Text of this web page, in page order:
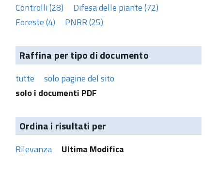
Controlli (28)
Difesa delle piante (72)
Foreste (4)
PNRR (25)
Raffina per tipo di documento
tutte
solo pagine del sito
solo i documenti PDF
Ordina i risultati per
Rilevanza Ultima Modifica